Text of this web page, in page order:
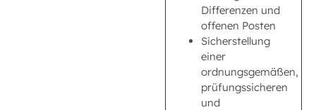
Differenzen und
offenen Posten
Sicherstellung
einer
ordnungsgemäßen,
prüfungssicheren
und